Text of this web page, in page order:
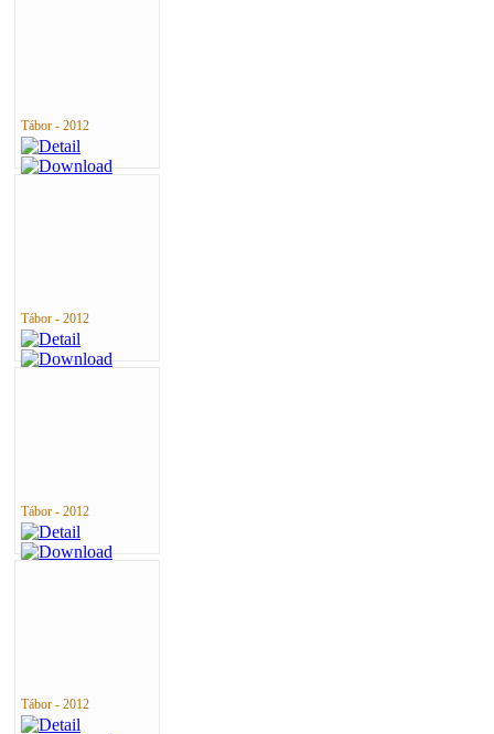
Tábor - 2012
Tábor - 2012
Tábor - 2012
Tábor - 2012